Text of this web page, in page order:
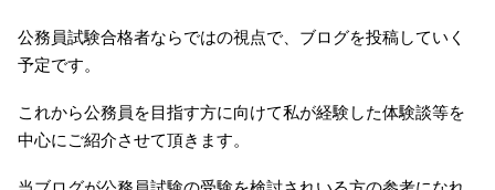
公務員試験合格者ならではの視点で、ブログを投稿していく
予定です。
これから公務員を目指す方に向けて私が経験した体験談等を
中心にご紹介させて頂きます。